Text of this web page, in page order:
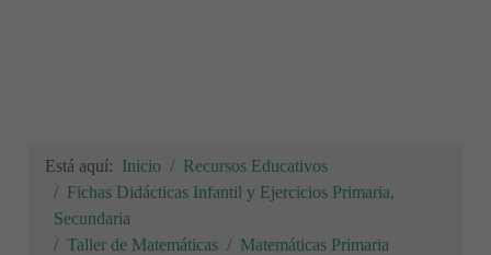
Está aquí: Inicio
Recursos Educativos
Fichas Didácticas Infantil y Ejercicios Primaria,
Secundaria
Taller de Matemáticas
Matemáticas Primaria